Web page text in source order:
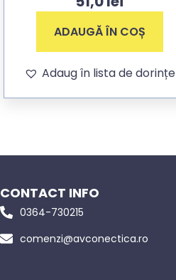
ADAUGĂ ÎN COȘ
Adaug în lista de dorințe
CONTACT INFO
0364-730215
comenzi@avconectica.ro